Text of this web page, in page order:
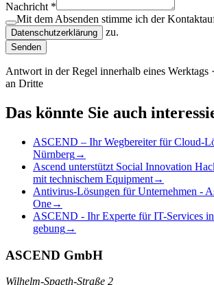
Nachricht *
Mit dem Absenden stimme ich der
Datenschutzerklärung zu.
Senden
Antwort in der Regel innerhalb eines Werktags
an Dritte
Das könnte Sie auch
ASCEND – Ihr Weg­be­rei­ter für Cloud-
Nürnberg→
Ascend un­ter­stützt Social Innovation
mit tech­ni­schem Equipment→
Antivirus-Lösungen für Unter­nehmen -
One→
ASCEND - Ihr Ex­per­te für IT-Ser­vices
ge­bung→
ASCEND GmbH
Wilhelm-Spaeth-Straße 2